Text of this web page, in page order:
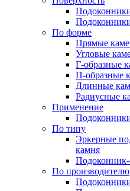
По форме
Прямые
Угловые
Г-образные
П-образные
Длинные
Радиусные
Применение
По типу
Эркерные
камня
По производителю